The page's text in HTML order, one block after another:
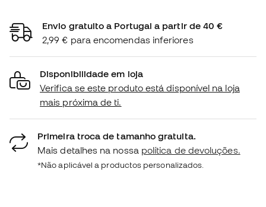
Envio gratuito a Portugal a partir de 40 €
2,99 € para encomendas inferiores
Disponibilidade em loja
Verifica se este produto está disponível na loja
mais próxima de ti.
Primeira troca de tamanho gratuita.
Mais detalhes na nossa política de devoluções.
*Não aplicável a productos personalizados.